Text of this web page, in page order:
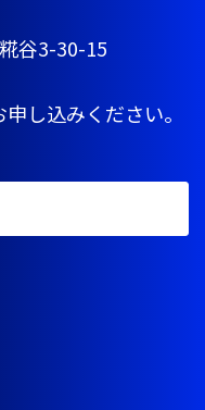
谷3-30-15
し込みください。